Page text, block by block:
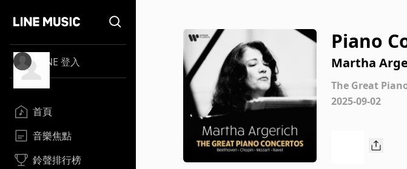
LINE 登入
首頁
音樂焦點
鈴聲排行榜
Piano
a con
Martha
The Great
2025-09-02